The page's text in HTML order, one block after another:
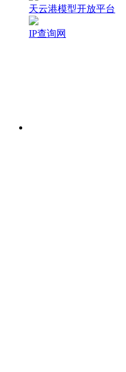
天云港模型开放平台
IP查询网